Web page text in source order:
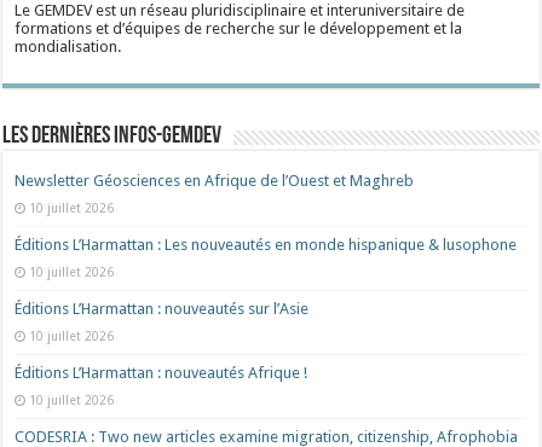
Le GEMDEV est un réseau pluridisciplinaire et interuniversitaire de
formations et d’équipes de recherche sur le développement et la
mondialisation.
Les dernières Infos-Gemdev
Newsletter Géosciences en Afrique de l’Ouest et Maghreb
10 juillet 2026
Éditions L’Harmattan : Les nouveautés en monde hispanique & lusophone
10 juillet 2026
Éditions L’Harmattan : nouveautés sur l’Asie
10 juillet 2026
Éditions L’Harmattan : nouveautés Afrique !​
10 juillet 2026
CODESRIA : Two new articles examine migration, citizenship, Afrophobia